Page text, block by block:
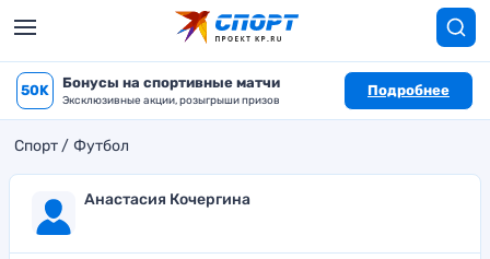
50K Бонусы на спортивные матчи
Эксклюзивные акции, розыгрыши призов
Подробнее
Спорт Футбол
Анастасия Кочергина